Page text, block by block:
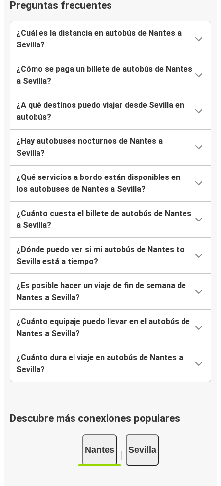
Preguntas frecuentes
¿Cuál es la distancia en autobús de Nantes a
Sevilla?
¿Cómo se paga un billete de autobús de Nantes
a Sevilla?
¿A qué destinos puedo viajar desde Sevilla en
autobús?
¿Hay autobuses nocturnos de Nantes a
Sevilla?
¿Qué servicios a bordo están disponibles en
los autobuses de Nantes a Sevilla?
¿Cuánto cuesta el billete de autobús de Nantes
a Sevilla?
¿Dónde puedo ver si mi autobús de Nantes to
Sevilla está a tiempo?
¿Es posible hacer un viaje de fin de semana de
Nantes a Sevilla?
¿Cuánto equipaje puedo llevar en el autobús de
Nantes a Sevilla?
¿Cuánto dura el viaje en autobús de Nantes a
Sevilla?
Descubre más conexiones populares
Nantes Sevilla